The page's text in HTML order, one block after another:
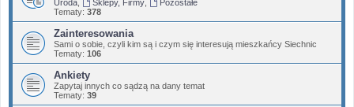
Uroda
Sklepy, Firmy,
Pozostałe
Tematy: 378
Zainteresowania
Sami o sobie, czyli kim są i czym się interesują mieszkańcy Siechnic
Tematy: 106
Ankiety
Zapytaj innych co sądzą na dany temat
Tematy: 39